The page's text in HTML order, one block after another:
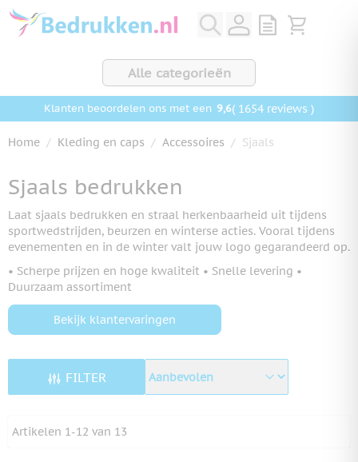
Ga naar de inhoud
View quote,
Bekijk
Alle categorieën
Klanten beoordelen ons met een 9,6( 1654 reviews )
Home / Kleding en caps / Accessoires / Sjaals
Sjaals bedrukken
Laat sjaals bedrukken en straal herkenbaarheid uit tijdens
sportwedstrijden, beurzen en winterse acties. Vooral tijdens
evenementen en in de winter valt jouw logo gegarandeerd op.
• Scherpe prijzen en hoge kwaliteit • Snelle levering •
Duurzaam assortiment
Bekijk klantervaringen
FILTER
Artikelen 1-12 van 13